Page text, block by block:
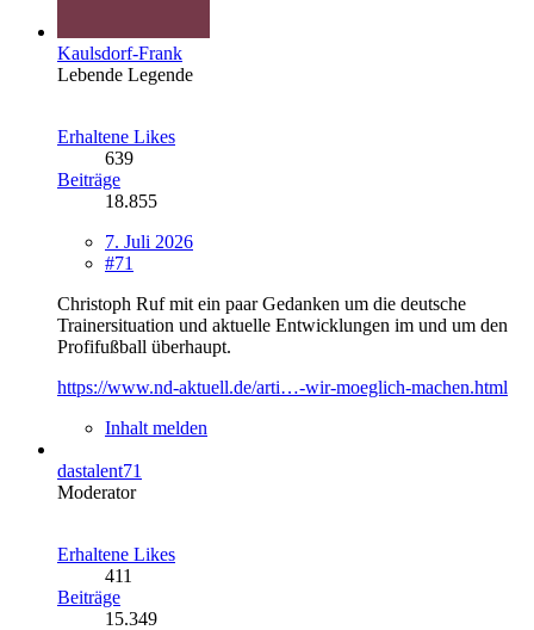
Kaulsdorf-Frank
Lebende Legende
Erhaltene Likes
639
Beiträge
18.855
7. Juli 2026
#71
Christoph Ruf mit ein paar Gedanken um die deutsche
Trainersituation und aktuelle Entwicklungen im und um den
Profifußball überhaupt.
https://www.nd-aktuell.de/arti…-wir-moeglich-machen.html
Inhalt melden
dastalent71
Moderator
Erhaltene Likes
411
Beiträge
15.349